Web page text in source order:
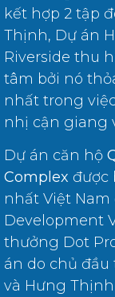
kết hợp 2 tập
Thịnh, Dự án
Riverside thu
tâm bởi nó
nhất trong
nhị cận giang
Dự án căn hộ
Complex được
nhất Việt Nam
Development
thưởng Dot
án do chủ
và Hưng